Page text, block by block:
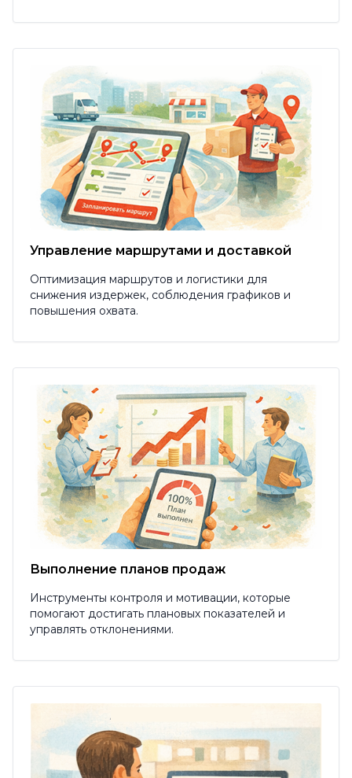
Управление маршрутами и доставкой
Оптимизация маршрутов и логистики для
снижения издержек, соблюдения графиков и
повышения охвата.
Выполнение планов продаж
Инструменты контроля и мотивации, которые
помогают достигать плановых показателей и
управлять отклонениями.